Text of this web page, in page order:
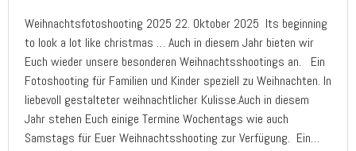
Weihnachtsfotoshooting 2025 22. Oktober 2025 Its beginning
to look a lot like christmas … Auch in diesem Jahr bieten wir
Euch wieder unsere besonderen Weihnachtsshootings an. Ein
Fotoshooting für Familien und Kinder speziell zu Weihnachten. In
liebevoll gestalteter weihnachtlicher Kulisse.Auch in diesem
Jahr stehen Euch einige Termine Wochentags wie auch
Samstags für Euer Weihnachtsshooting zur Verfügung. Ein…